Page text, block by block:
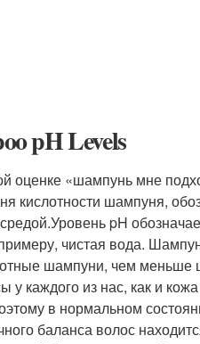
pH Levels
оценке «шампунь мне
кислотности шампуня,
pH
чистая вода.
шампуни, чем меньше
каждого из нас, как и
в нормальном
баланса волос